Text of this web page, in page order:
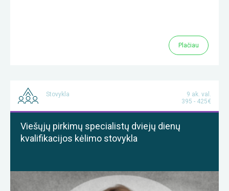
Plačiau
Stovykla
9 ak. val.
395 - 425€
Viešųjų pirkimų specialistų dviejų dienų
kvalifikacijos kėlimo stovykla